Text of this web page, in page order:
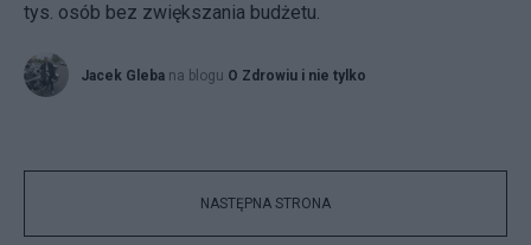
tys. osób bez zwiększania budżetu.
Jacek Gleba na blogu O Zdrowiu i nie tylko
NASTĘPNA STRONA